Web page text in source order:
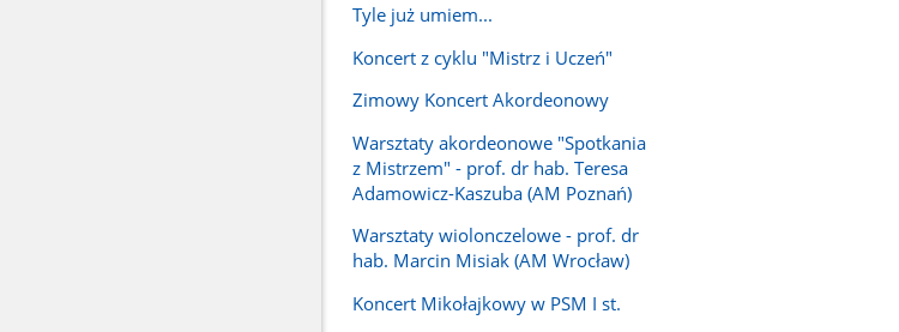
Tyle już umiem...
Koncert z cyklu "Mistrz i Uczeń"
Zimowy Koncert Akordeonowy
Warsztaty akordeonowe "Spotkania
z Mistrzem" - prof. dr hab. Teresa
Adamowicz-Kaszuba (AM Poznań)
Warsztaty wiolonczelowe - prof. dr
hab. Marcin Misiak (AM Wrocław)
Koncert Mikołajkowy w PSM I st.